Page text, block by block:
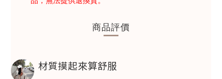
商品評價
材質摸起來算舒服